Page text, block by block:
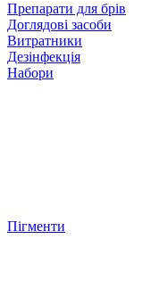
Препарати для брів
Доглядові засоби
Витратники
Дезінфекція
Набори
Пігменти